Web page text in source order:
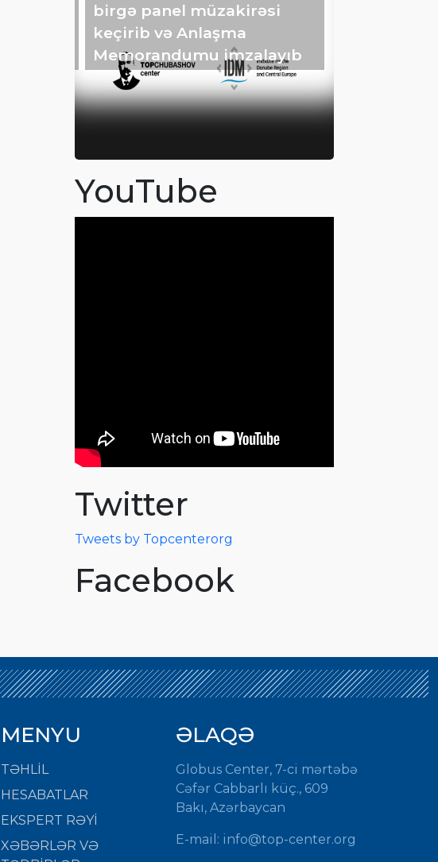
birgə panel müzakirəsi
keçirib və Anlaşma
Memorandumu imzalayıb
YouTube
Twitter
Tweets by Topcenterorg
Facebook
MENYU
TƏHLİL
HESABATLAR
EKSPERT RƏYİ
XƏBƏRLƏR VƏ
ƏLAQƏ
Globus Center, 7-ci mərtəbə
Cəfər Cabbarlı küç., 609
Bakı, Azərbaycan
E-mail: info@top-center.org